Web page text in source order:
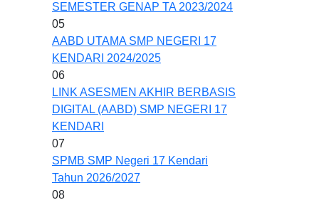
SEMESTER GENAP TA 2023/2024
05
AABD UTAMA SMP NEGERI 17
KENDARI 2024/2025
06
LINK ASESMEN AKHIR BERBASIS
DIGITAL (AABD) SMP NEGERI 17
KENDARI
07
SPMB SMP Negeri 17 Kendari
Tahun 2026/2027
08